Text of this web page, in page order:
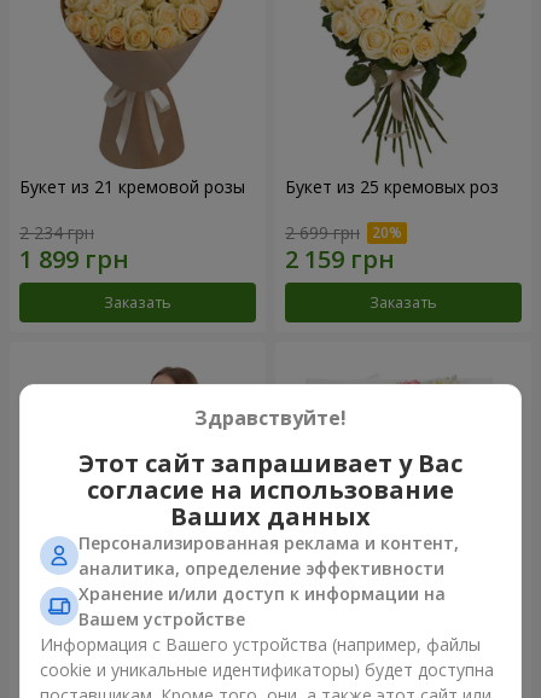
Букет из 21 кремовой розы
2 234 грн
Заказать
Букет из 25 кремовых роз
2 699 грн
Заказать
Фруктовая композиция
"Коста-Рика"
7 998 грн
Букет "Крещатик"
4 427 грн
Здравствуйте!
Этот сайт запрашивает у Вас
согласие на использование
Ваших данных
Персонализированная реклама и контент,
аналитика, определение эффективности
Хранение и/или доступ к информации на
Вашем устройстве
Информация с Вашего устройства (например, файлы
cookie и уникальные идентификаторы) будет доступна